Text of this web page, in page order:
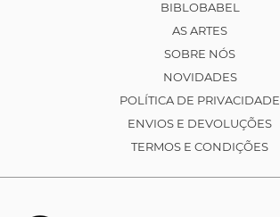
BIBLOBABEL
AS ARTES
SOBRE NÓS
NOVIDADES
POLÍTICA DE PRIVACIDADE
ENVIOS E DEVOLUÇÕES
TERMOS E CONDIÇÕES